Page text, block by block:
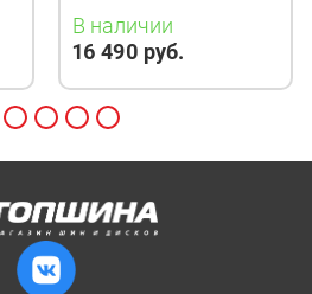
D67,1 901 BMG
В наличии
16 490 руб.